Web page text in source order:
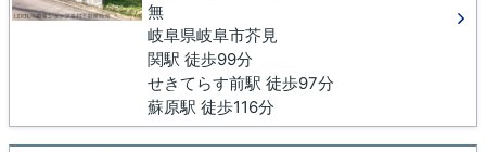
無
岐阜県岐阜市芥見
関駅 徒歩99分
せきてらす前駅 徒歩97分
蘇原駅 徒歩116分